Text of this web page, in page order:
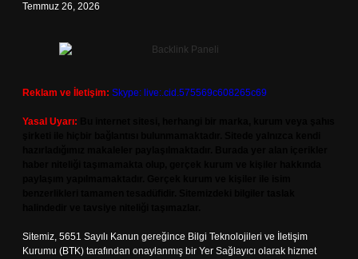
Temmuz 26, 2026
Reklam ve İletişim: Skype: live:.cid.575569c608265c69
Yasal Uyarı:
Sitemiz, 5651 Sayılı Kanun gereğince Bilgi Teknolojileri ve İletişim
Kurumu (BTK) tarafından onaylanmış bir Yer Sağlayıcı olarak hizmet